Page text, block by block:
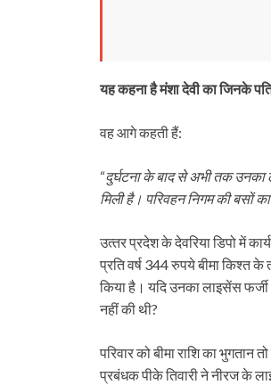
यह कहना है मंशा देवी का जिनके
वह आगे कहती हैं:
“दुर्घटना के बाद से अभी तक उनका
मिली है। परिवहन निगम की बसों
उत्‍तर प्रदेश के देवरिया डिपो में
प्रति वर्ष 344 रुपये बीमा किश्त
किया है। यदि उनका लाइसेंस
नहीं की थी?
परिवार को बीमा राशि का भुगतान
प्रबंधक पीके तिवारी ने नीरज के